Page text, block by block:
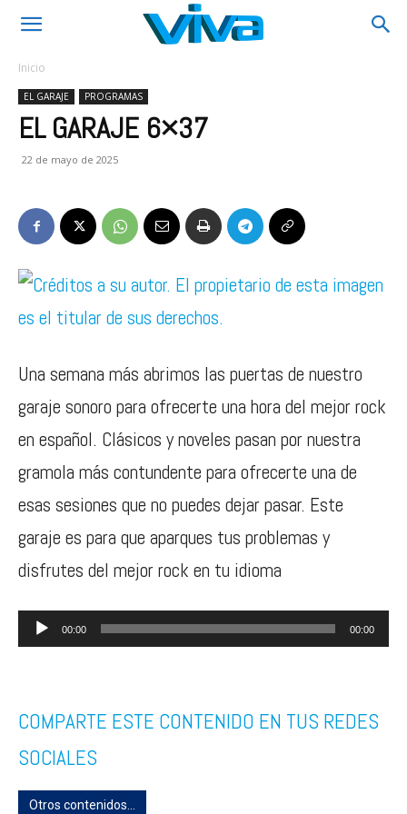
Inicio
EL GARAJE PROGRAMAS
EL GARAJE 6×37
22 de mayo de 2025
Una semana más abrimos las puertas de nuestro
garaje sonoro para ofrecerte una hora del mejor rock
en español. Clásicos y noveles pasan por nuestra
gramola más contundente para ofrecerte una de
esas sesiones que no puedes dejar pasar. Este
garaje es para que aparques tus problemas y
disfrutes del mejor rock en tu idioma
Reproductor
00:00 00:00
COMPARTE ESTE CONTENIDO EN TUS REDES
SOCIALES
Otros contenidos...